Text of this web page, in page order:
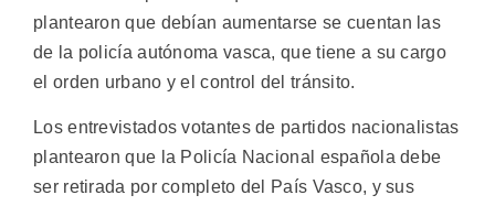
plantearon que debían aumentarse se cuentan las
de la policía autónoma vasca, que tiene a su cargo
el orden urbano y el control del tránsito.
Los entrevistados votantes de partidos nacionalistas
plantearon que la Policía Nacional española debe
ser retirada por completo del País Vasco, y sus